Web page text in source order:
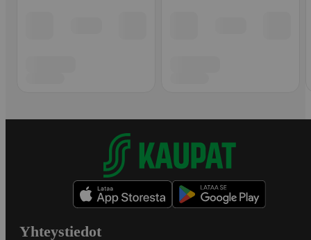
Yhteystiedot